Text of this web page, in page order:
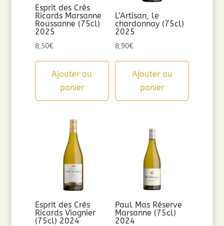
Esprit des Crès
Ricards Marsanne
Roussanne (75cl)
2025
8,50€
Ajouter au
panier
L’Artisan, le
chardonnay (75cl)
2025
8,90€
Ajouter au
panier
Esprit des Crès
Ricards Viognier
(75cl) 2024
Paul Mas Réserve
Marsanne (75cl)
2024